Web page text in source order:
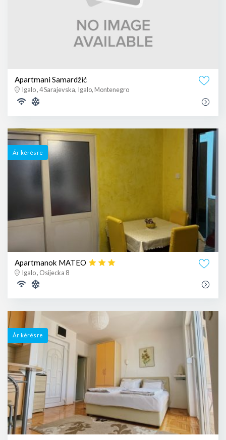
Apartmani Samardžić
Igalo , 4 Sarajevska, Igalo, Montenegro
Ár kérésre
Apartmanok MATEO
Igalo , Osijecka 8
Ár kérésre